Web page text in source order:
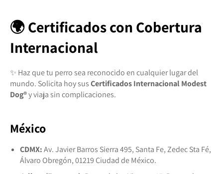
🌍 Certificados con Cobertura
Internacional
✨ Haz que tu perro sea reconocido en cualquier lugar del
mundo. Solicita hoy susCertificados Internacional Modest
Dog®️y viaja sin complicaciones.
México
CDMX:Av. Javier Barros Sierra 495, Santa Fe, Zedec Sta Fé,
Álvaro Obregón, 01219 Ciudad de México.